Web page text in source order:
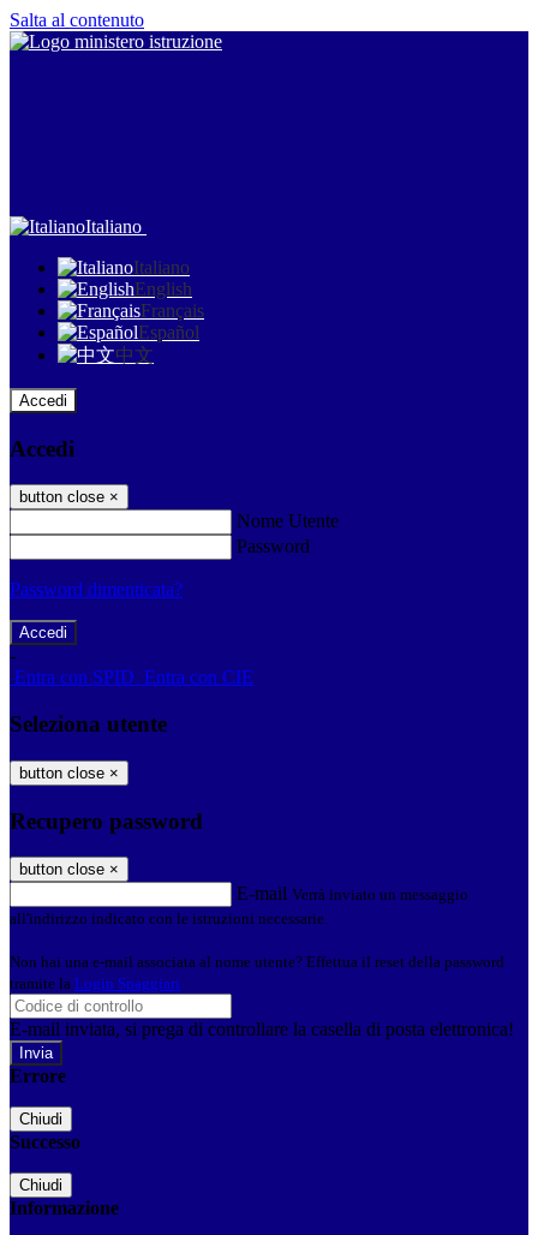
Salta al contenuto
Italiano
Italiano
English
Français
Español
中文
Accedi
Accedi
button close ×
Nome Utente
Password
Password dimenticata?
-
Entra con SPID Entra con CIE
Seleziona utente
button close ×
Recupero password
button close ×
E-mail Verrà inviato un messaggio
all'indirizzo indicato con le istruzioni necessarie.
Non hai una e-mail associata al nome utente? Effettua il reset della password
tramite la Login Spaggiari
E-mail inviata, si prega di controllare la casella di posta elettronica!
Errore
Chiudi
Successo
Chiudi
Informazione